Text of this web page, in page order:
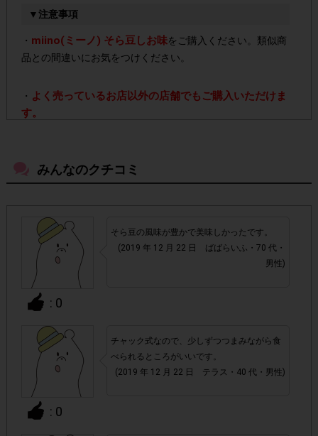
▼注意事項
・ miino(ミーノ) そら豆しお味をご購入ください。類似商
品との間違いにお気をつけください。
・ よく売っているお店以外の店舗でもご購入いただけま
す。
ださい。
上限に達しても、掲載期間内のアンケート回答が可能です。
・他サイトのテンタメを含め、1つのアンケートにつき1人1
回の参加とさせていただいております。
だくこともあります。
・スマートフォン、携帯電話、タブレットPCにつきまし
て、機種によってはアンケートに回答できない場合がござい
ます。
みんなのクチコミ
: 0
そら豆の風味が豊かで美味しかったです。
(2019 年 12 月 22 日 ばばらいふ・70 代・
男性)
: 0
チャック式なので、少しずつつまみながら食
べられるところがいいです。
(2019 年 12 月 22 日 テラス・40 代・男性)